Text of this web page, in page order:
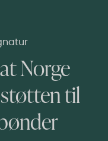
Norge
til